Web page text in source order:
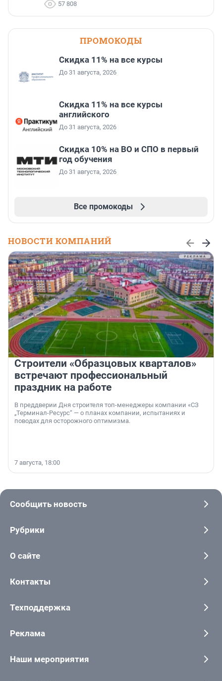
57 808
ПРОМОКОДЫ
Скидка 11% на все курсы
До 31 августа, 2026
Скидка 11% на все курсы
английского
До 31 августа, 2026
Скидка 10% на ВО и СПО в первый
год обучения
До 31 августа, 2026
Все промокоды
НОВОСТИ КОМПАНИЙ
Строители «Образцовых кварталов»
встречают профессиональный
праздник на работе
В преддверии Дня строителя топ-менеджеры компании «СЗ
„Терминал-Ресурс“ — о планах компании, испытаниях и
поводах для осторожного оптимизма.
7 августа, 18:00
Сообщить новость
Рубрики
О сайте
Контакты
Техподдержка
Реклама
Наши мероприятия